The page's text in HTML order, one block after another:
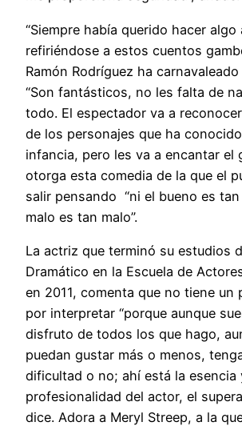
“Siempre había querido hacer algo
refiriéndose a estos cuentos
Ramón Rodríguez ha
“Son fantásticos, no les falta de
todo. El espectador va a
de los personajes que ha
infancia, pero les va a encantar el
otorga esta comedia de la que el
salir pensando “ni el bueno es
malo es tan malo”.
La actriz que terminó su estudios
Dramático en la Escuela de
en 2011, comenta que no tiene un
por interpretar “porque aunque
disfruto de todos los que hago,
puedan gustar más o menos,
dificultad o no; ahí está la esencia
profesionalidad del actor, el
dice. Adora a Meryl Streep, a la